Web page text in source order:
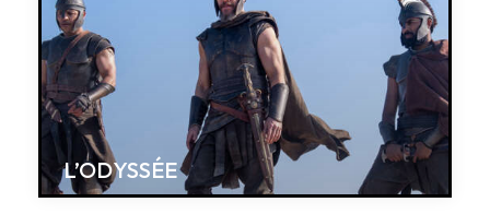
L’ODYSSÉE